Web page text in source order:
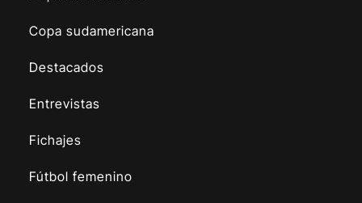
Copa sudamericana
Destacados
Entrevistas
Fichajes
Fútbol femenino